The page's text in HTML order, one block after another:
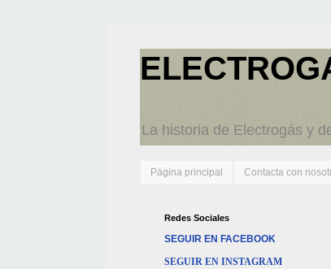
La historia de Electrogás y
Página principal Contacta con
Redes Sociales
SEGUIR EN FACEBOOK
SEGUIR EN INSTAGRAM